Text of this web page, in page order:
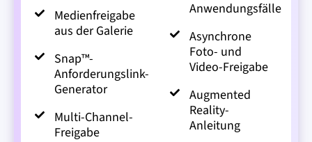
Medienfreigabe
aus der Galerie
Snap™-
Anforderungslink-
Generator
Multi-Channel-
Freigabe
Anwendungsfälle
Asynchrone
Foto- und
Video-Freigabe
Augmented
Reality-
Anleitung